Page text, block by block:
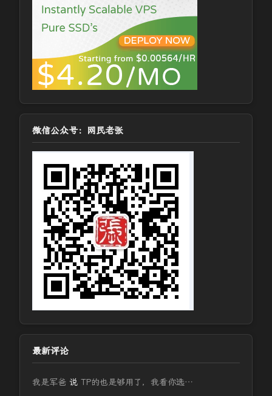
微信公众号：网民老张
最新评论
我是军爸 说 TP的也是够用了，我看你选…